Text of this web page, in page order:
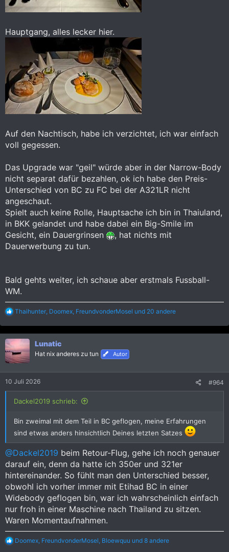
Hauptgang, alles lecker hier.
Auf den Nachtisch, habe ich verzichtet, ich war einfach
voll gegessen.
Das Upgrade war "geil" würde aber in der Narrow-Body
nicht separat dafür bezahlen, ok ich habe den Preis-
Unterschied von BC zu FC bei der A321LR nicht
angeschaut.
Spielt auch keine Rolle, Hauptsache ich bin in Thaiuland,
in BKK gelandet und habe dabei ein Big-Smile im
Gesicht, ein Dauergrinsen
, hat nichts mit
Dauerwerbung zu tun.
Bald gehts weiter, ich schaue aber erstmals Fussball-
WM.
R
a
k
i
o
n
:
Thaihunter, Doomex, FreundvonderMosel und 20 andere
Lunatic
Hat nix anderes zu tun Autor
10 Juli 2026 #964
Dackel2019 schrieb:
Bin zweimal mit dem Teil in BC geflogen, meine Erfahrungen
sind etwas anders hinsichtlich Deines letzten Satzes
@Dackel2019 beim Retour-Flug, gehe ich noch genauer
darauf ein, denn da hatte ich 350er und 321er
hintereinander. So fühlt man den Unterschied besser,
obwohl ich vorher immer mit Etihad BC in einer
Widebody geflogen bin, war ich wahrscheinlich einfach
nur froh in einer Maschine nach Thailand zu sitzen.
Waren Momentaufnahmen.
R
Doomex, FreundvonderMosel, Bloewquu und 8 andere